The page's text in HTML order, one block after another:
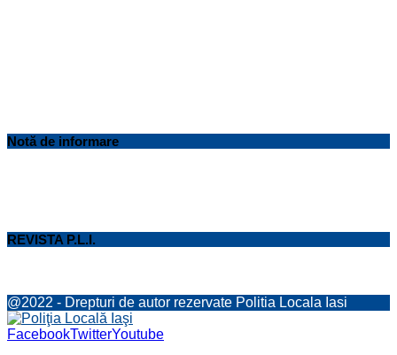
Notă de informare
REVISTA P.L.I.
@2022 - Drepturi de autor rezervate Politia Locala Iasi
FacebookTwitterYoutube